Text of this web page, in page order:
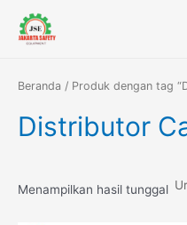
konten
Beranda / Produk dengan tag
Distributor
Menampilkan hasil tunggal